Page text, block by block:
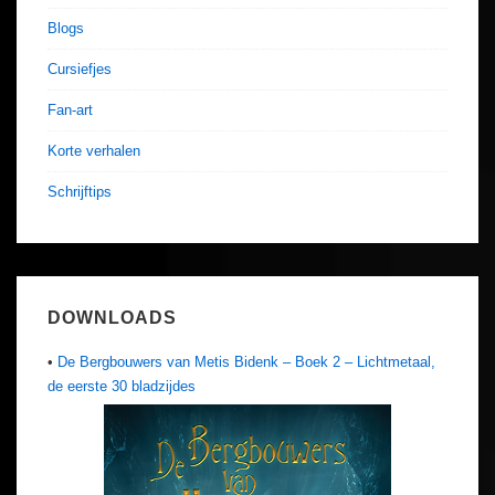
Blogs
Cursiefjes
Fan-art
Korte verhalen
Schrijftips
DOWNLOADS
• De Bergbouwers van Metis Bidenk – Boek 2 – Lichtmetaal,
de eerste 30 bladzijdes